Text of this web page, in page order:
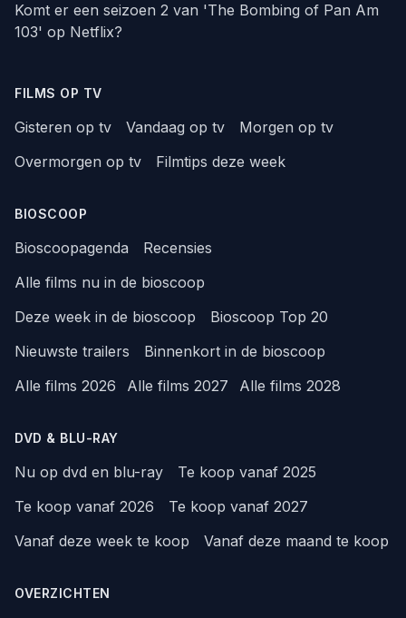
Komt er een seizoen 2 van 'The Bombing of Pan Am
103' op Netflix?
FILMS OP TV
Gisteren op tv Vandaag op tv
Morgen op tv
Overmorgen op tv
Filmtips deze week
BIOSCOOP
Bioscoopagenda
Recensies
Alle films nu in de bioscoop
Deze week in de bioscoop
Bioscoop Top 20
Nieuwste trailers
Binnenkort in de bioscoop
Alle films 2026
Alle films 2027 Alle films 2028
DVD & BLU-RAY
Nu op dvd en blu-ray
Te koop vanaf 2025
Te koop vanaf 2026
Te koop vanaf 2027
Vanaf deze week te koop
Vanaf deze maand te koop
OVERZICHTEN